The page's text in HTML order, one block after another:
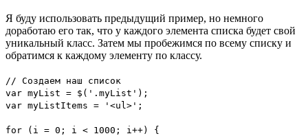
Я буду использовать предыдущий пример, но немного
доработаю его так, что у каждого элемента списка будет свой
уникальный класс. Затем мы пробежимся по всему списку и
обратимся к каждому элементу по классу.
// Создаем наш список
var myList = $('.myList');
var myListItems = '<ul>';
for (i = 0; i < 1000; i++) {